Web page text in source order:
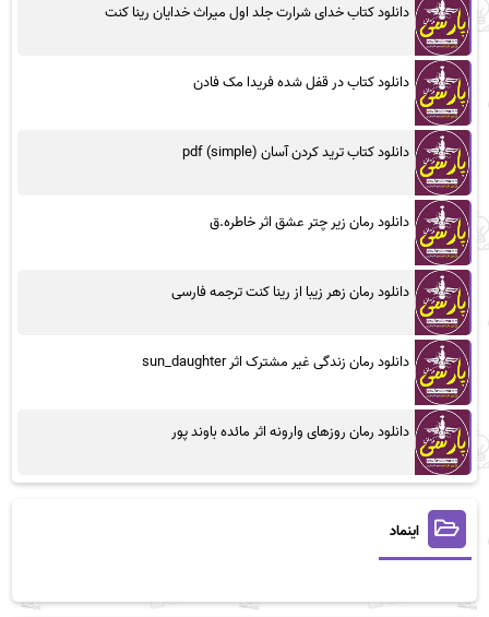
دانلود کتاب خدای شرارت جلد اول میراث خدایان رینا کنت
دانلود کتاب در قفل شده فریدا مک فادن
دانلود کتاب ترید کردن آسان (simple) pdf
دانلود رمان زیر چتر عشق اثر خاطره.ق
دانلود رمان زهر زیبا از رینا کنت ترجمه فارسی
دانلود رمان زندگی غیر مشترک اثر sun_daughter
دانلود رمان روزهای وارونه اثر مائده باوند پور
اینماد